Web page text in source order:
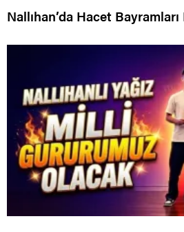
Nallıhan’da Hacet